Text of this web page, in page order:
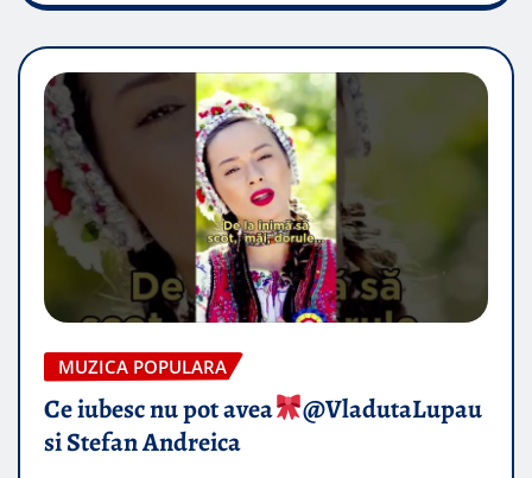
MUZICA POPULARA
Ce iubesc nu pot avea
​@VladutaLupau
si Stefan Andreica